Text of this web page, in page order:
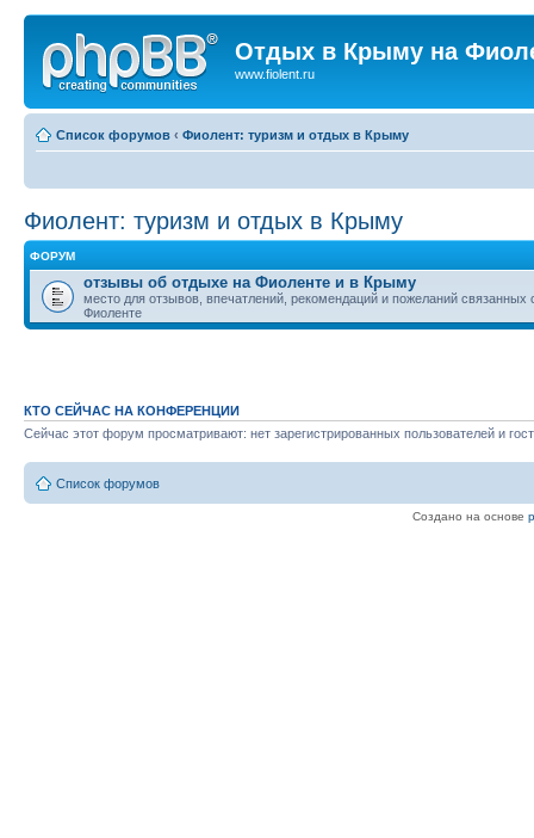
Отдых в Крыму на
www.fiolent.ru
Список форумов ‹ Фиолент: туризм и отдых в Крыму
Фиолент: туризм и отдых в Крыму
ФОРУМ
отзывы об отдыхе на Фиоленте и в Крыму
место для отзывов, впечатлений, рекомендаций и пожеланий связанных
Фиоленте
КТО СЕЙЧАС НА КОНФЕРЕНЦИИ
Сейчас этот форум просматривают: нет зарегистрированных пользователей и
Список форумов
Создано на основе